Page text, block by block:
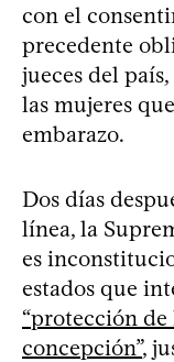
con el
precedente
jueces del
las mujeres
embarazo.
Dos días
línea, la
es
estados que
“protección
concepción”,